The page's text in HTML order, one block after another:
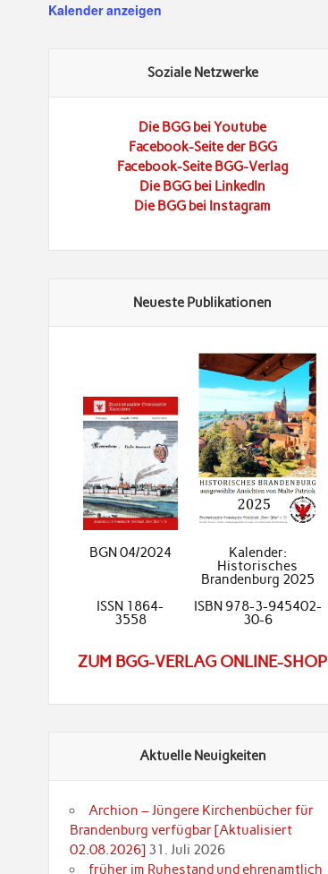
Kalender anzeigen
Soziale Netzwerke
Die BGG bei Youtube
Facebook-Seite der BGG
Facebook-Seite BGG-Verlag
Die BGG bei LinkedIn
Die BGG bei Instagram
Neueste Publikationen
BGN 04/2024
Kalender:
Historisches
Brandenburg 2025
ISSN 1864-
3558
ISBN 978-3-945402-
30-6
ZUM BGG-VERLAG ONLINE-SHOP
Aktuelle Neuigkeiten
Archion – Jüngere Kirchenbücher für
Brandenburg verfügbar [Aktualisiert
02.08.2026] 31. Juli 2026
früher im Ruhestand und ehrenamtlich